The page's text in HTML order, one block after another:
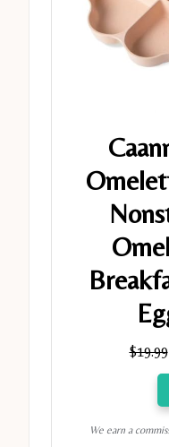
$19.99
We earn a